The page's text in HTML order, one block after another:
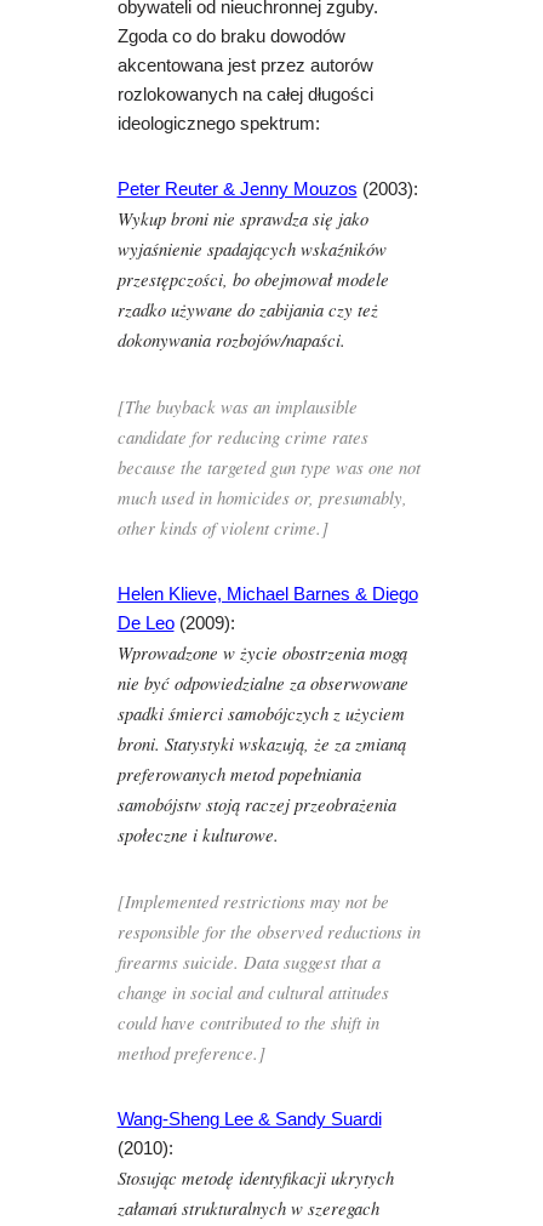
obywateli od nieuchronnej zguby.
Zgoda co do braku dowodów
akcentowana jest przez autorów
rozlokowanych na całej długości
ideologicznego spektrum:
Peter Reuter & Jenny Mouzos (2003):
Wykup broni nie sprawdza się jako
wyjaśnienie spadających wskaźników
przestępczości, bo obejmował modele
rzadko używane do zabijania czy też
dokonywania rozbojów/napaści.
[The buyback was an implausible
candidate for reducing crime rates
because the targeted gun type was one not
much used in homicides or, presumably,
other kinds of violent crime.]
Helen Klieve, Michael Barnes & Diego
De Leo(2009):
Wprowadzone w życie obostrzenia mogą
nie być odpowiedzialne za obserwowane
spadki śmierci samobójczych z użyciem
broni. Statystyki wskazują, że za zmianą
preferowanych metod popełniania
samobójstw stoją raczej przeobrażenia
społeczne i kulturowe.
[Implemented restrictions may not be
responsible for the observed reductions in
firearms suicide. Data suggest that a
change in social and cultural attitudes
could have contributed to the shift in
method preference.]
Wang-Sheng Lee & Sandy Suardi
(2010):
Stosując metodę identyfikacji ukrytych
załamań strukturalnych w szeregach